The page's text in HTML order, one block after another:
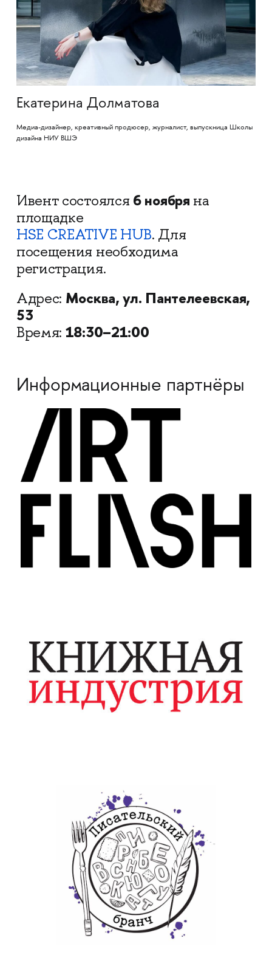
Екатерина Долматова
Медиа-дизайнер, креативный продюсер, журналист, выпускница Школы
дизайна НИУ ВШЭ
Ивент состоялся 6 ноября на
площадке
HSE CREATIVE HUB. Для
посещения необходима
регистрация.
Адрес: Москва, ул. Пантелеевская,
53
Время: 18:30–21:00
Информационные партнёры